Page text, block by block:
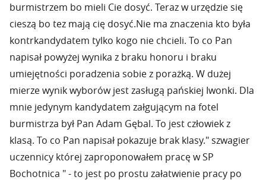
burmistrzem bo mieli Cie dosyć. Teraz w urzędzie się
cieszą bo tez mają cię dosyć.Nie ma znaczenia kto była
kontrkandydatem tylko kogo nie chcieli. To co Pan
napisał powyżej wynika z braku honoru i braku
umiejętności poradzenia sobie z porażką. W dużej
mierze wynik wyborów jest zasługą pańskiej Iwonki. Dla
mnie jedynym kandydatem załgującym na fotel
burmistrza był Pan Adam Gębal. To jest człowiek z
klasą. To co Pan napisał pokazuje brak klasy." szwagier
uczennicy której zaproponowałem pracę w SP
Bochotnica " - to jest po prostu załatwienie pracy po